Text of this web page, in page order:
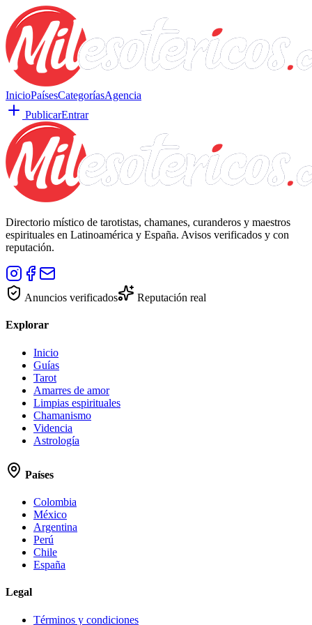
InicioPaísesCategoríasAgencia
PublicarEntrar
Directorio místico de tarotistas, chamanes, curanderos y maestros
espirituales en Latinoamérica y España. Avisos verificados y con
reputación.
Anuncios verificados Reputación real
Explorar
Inicio
Guías
Tarot
Amarres de amor
Limpias espirituales
Chamanismo
Videncia
Astrología
Países
Colombia
México
Argentina
Perú
Chile
España
Legal
Términos y condiciones